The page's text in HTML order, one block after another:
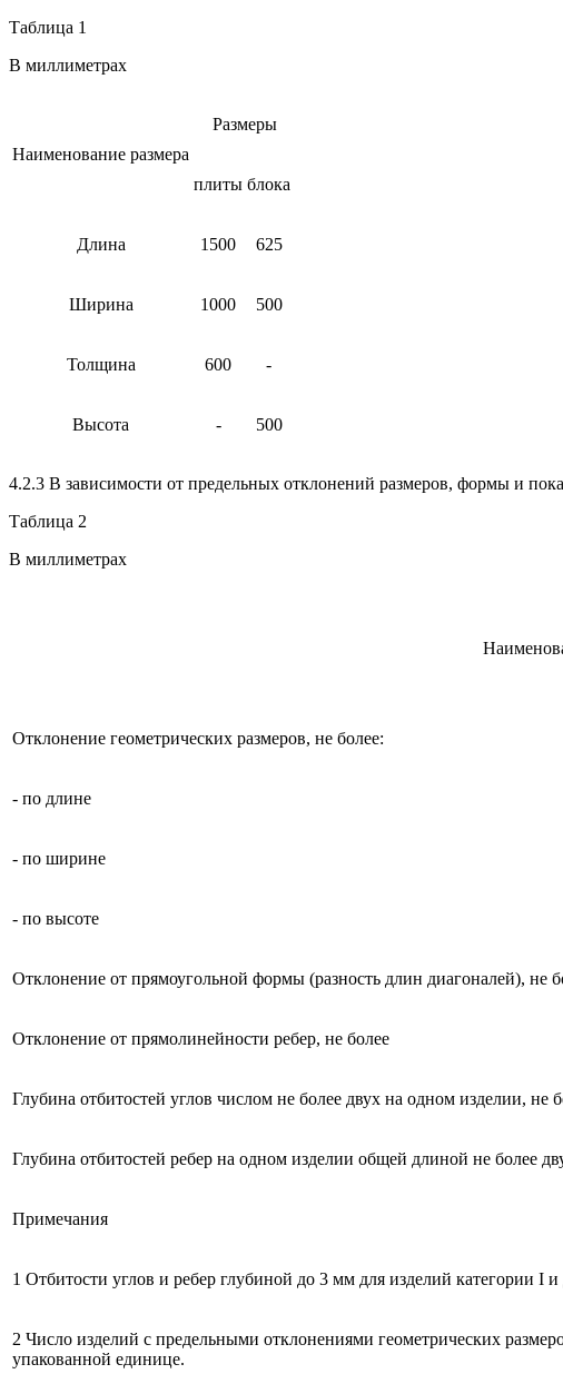
Таблица 1
В миллиметрах
Наименование размера
Размеры
плиты блока
Длина 1500 625
Ширина 1000 500
Толщина 600 -
Высота - 500
4.2.3 В зависимости от предельных отклонений размеров, формы и
Таблица 2
В миллиметрах
Отклонение геометрических размеров, не более:
- по длине
- по ширине
- по высоте
Отклонение от прямоугольной формы (разность длин диагоналей), не
Отклонение от прямолинейности ребер, не более
Глубина отбитостей углов числом не более двух на одном изделии, не
Глубина отбитостей ребер на одном изделии общей длиной не более
Примечания
1 Отбитости углов и ребер глубиной до 3 мм для изделий категории
2 Число изделий с предельными отклонениями геометрических
упакованной единице.